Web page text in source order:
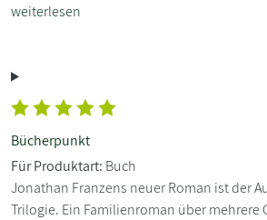
weiterlesen
Bücherpunkt
Für Produktart: Buch
Jonathan Franzens neuer Roman ist der
Trilogie. Ein Familienroman über mehrere